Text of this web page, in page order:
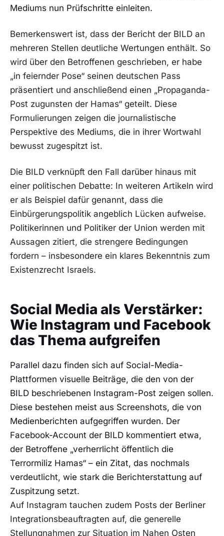
Mediums nun Prüfschritte einleiten.
Bemerkenswert ist, dass der Bericht der BILD an
mehreren Stellen deutliche Wertungen enthält. So
wird über den Betroffenen geschrieben, er habe
„in feiernder Pose“ seinen deutschen Pass
präsentiert und anschließend einen „Propaganda-
Post zugunsten der Hamas“ geteilt. Diese
Formulierungen zeigen die journalistische
Perspektive des Mediums, die in ihrer Wortwahl
bewusst zugespitzt ist.
Die BILD verknüpft den Fall darüber hinaus mit
einer politischen Debatte: In weiteren Artikeln wird
er als Beispiel dafür genannt, dass die
Einbürgerungspolitik angeblich Lücken aufweise.
Politikerinnen und Politiker der Union werden mit
Aussagen zitiert, die strengere Bedingungen
fordern – insbesondere ein klares Bekenntnis zum
Existenzrecht Israels.
Social Media als Verstärker:
Wie Instagram und Facebook
das Thema aufgreifen
Parallel dazu finden sich auf Social-Media-
Plattformen visuelle Beiträge, die den von der
BILD beschriebenen Instagram-Post zeigen sollen.
Diese bestehen meist aus Screenshots, die von
Medienberichten aufgegriffen wurden. Der
Facebook-Account der BILD kommentiert etwa,
der Betroffene „verherrlicht öffentlich die
Terrormiliz Hamas“ – ein Zitat, das nochmals
verdeutlicht, wie stark die Berichterstattung auf
Zuspitzung setzt.
Auf Instagram tauchen zudem Posts der Berliner
Integrationsbeauftragten auf, die generelle
Stellungnahmen zur Situation im Nahen Osten